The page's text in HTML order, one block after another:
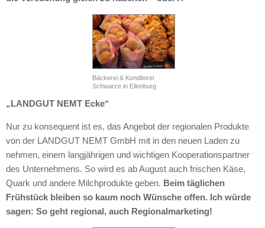
Bäckerei & Konditorei
Schwarze in Eilenburg
„LANDGUT NEMT Ecke“
Nur zu konsequent ist es, das Angebot der regionalen Produkte
von der LANDGUT NEMT GmbH mit in den neuen Laden zu
nehmen, einem langjährigen und wichtigen Kooperationspartner
des Unternehmens. So wird es ab August auch frischen Käse,
Quark und andere Milchprodukte geben. Beim täglichen
Frühstück bleiben so kaum noch Wünsche offen. Ich würde
sagen: So geht regional, auch Regionalmarketing!